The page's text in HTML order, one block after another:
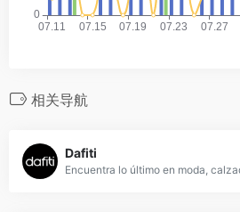
相关导航
Dafiti